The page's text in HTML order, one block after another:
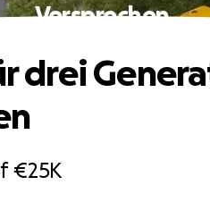
Versprechen
€25K
drei